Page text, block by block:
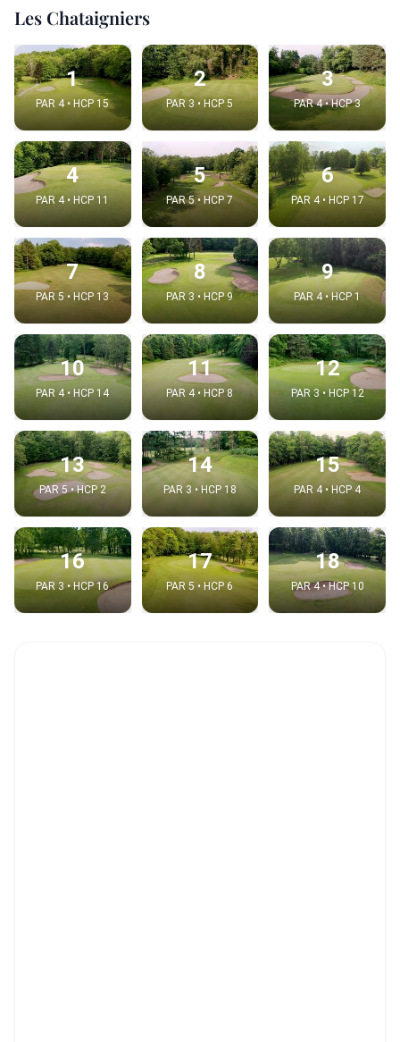
Les Chataigniers
1
PAR 4 • HCP 15
2
PAR 3 • HCP 5
3
PAR 4 • HCP 3
4
PAR 4 • HCP 11
5
PAR 5 • HCP 7
6
PAR 4 • HCP 17
7
PAR 5 • HCP 13
8
PAR 3 • HCP 9
9
PAR 4 • HCP 1
10
PAR 4 • HCP 14
11
PAR 4 • HCP 8
12
PAR 3 • HCP 12
13
PAR 5 • HCP 2
14
PAR 3 • HCP 18
15
PAR 4 • HCP 4
16
PAR 3 • HCP 16
17
PAR 5 • HCP 6
18
PAR 4 • HCP 10